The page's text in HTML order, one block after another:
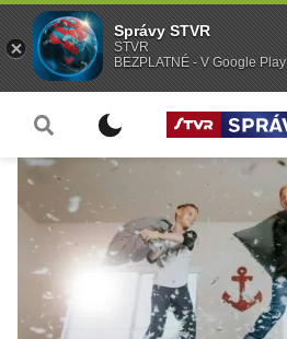
Správy STVR
STVR
BEZPLATNÉ - V Google Play